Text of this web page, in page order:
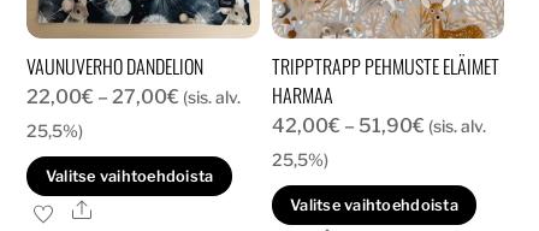
VAUNUVERHO DANDELION
22,00€ – 27,00€ Hintaluokka:
-
27,00€
(sis. alv.
25,5%)
Valitse vaihtoehdoista
Tällä
tuotteella
Ale
TRIPPTRAPP PEHMUSTE ELÄIMET
HARMAA
42,00€ – 51,90€Hintaluokka:
-
51,90€
(sis. alv.
25,5%)
Valitse vaihtoehdoista